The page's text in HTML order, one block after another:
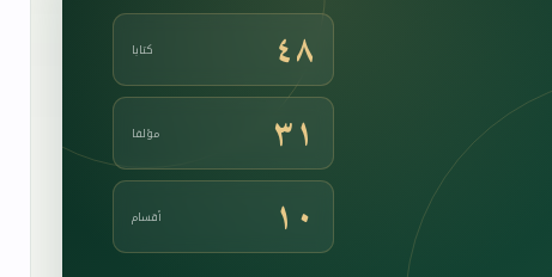
٤٨ كتابا
٣١ مؤلفا
١٠ أقسام